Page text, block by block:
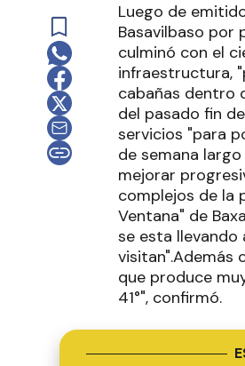
Luego de
Basavilbaso por
culminó con el
infraestructura,
cabañas dentro
del pasado fin
servicios "para
de semana
mejorar
complejos de la
Ventana" de
se esta llevando
visitan".Además
que produce
41°", confirmó.